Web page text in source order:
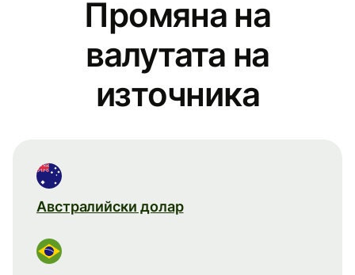
Промяна на
валутата на
източника
Австралийски долар